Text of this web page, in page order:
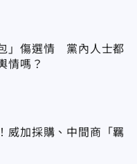
」傷選情 黨內人士都
情嗎？
威加採購、中間商「羈